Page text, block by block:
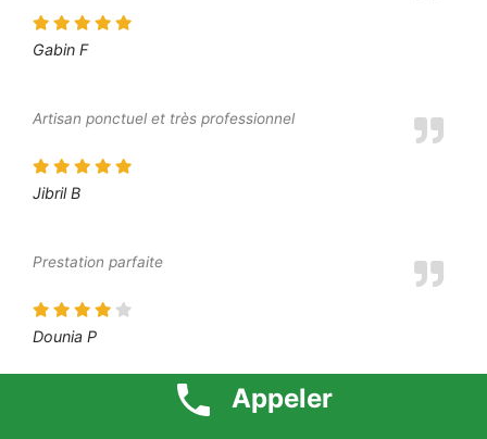
Gabin F
Artisan ponctuel et très professionnel
Jibril B
Prestation parfaite
Dounia P
Prix défiant toute concurrence 1 euro
Appeler